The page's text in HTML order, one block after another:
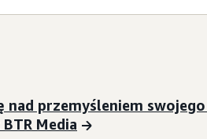
nad przemyśleniem
Media